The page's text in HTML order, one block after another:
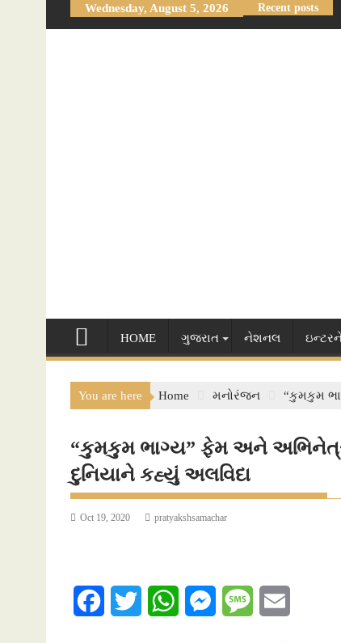
to
Wednesday, August 5, 2026 Recent posts
HOME ગુજરાત નેશનલ
You are here Home મનોરંજન “કુમકુમ
“કુમકુમ ભાગ્ય” ફેમ અને
દુનિયાને કહ્યું અલવિદા
Oct 19, 2020 pratyakshsamachar
W M